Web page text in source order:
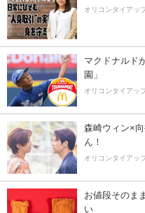
オリコンタイアッ
マクドナルド
園」
オリコンタイアッ
森崎ウィン×
ん！
オリコンタイアッ
お値段そのま
い